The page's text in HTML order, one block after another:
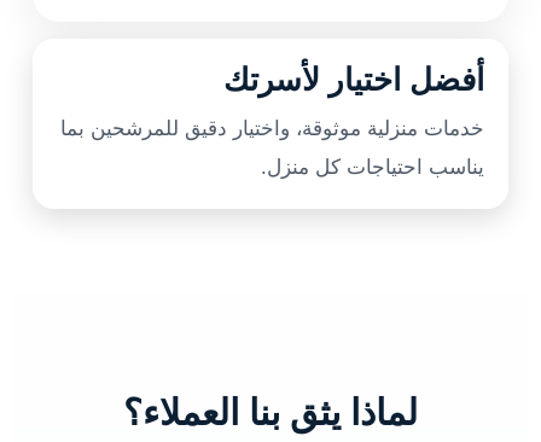
أفضل اختيار لأسرتك
خدمات منزلية موثوقة، واختيار دقيق للمرشحين بما
يناسب احتياجات كل منزل.
لماذا يثق بنا العملاء؟